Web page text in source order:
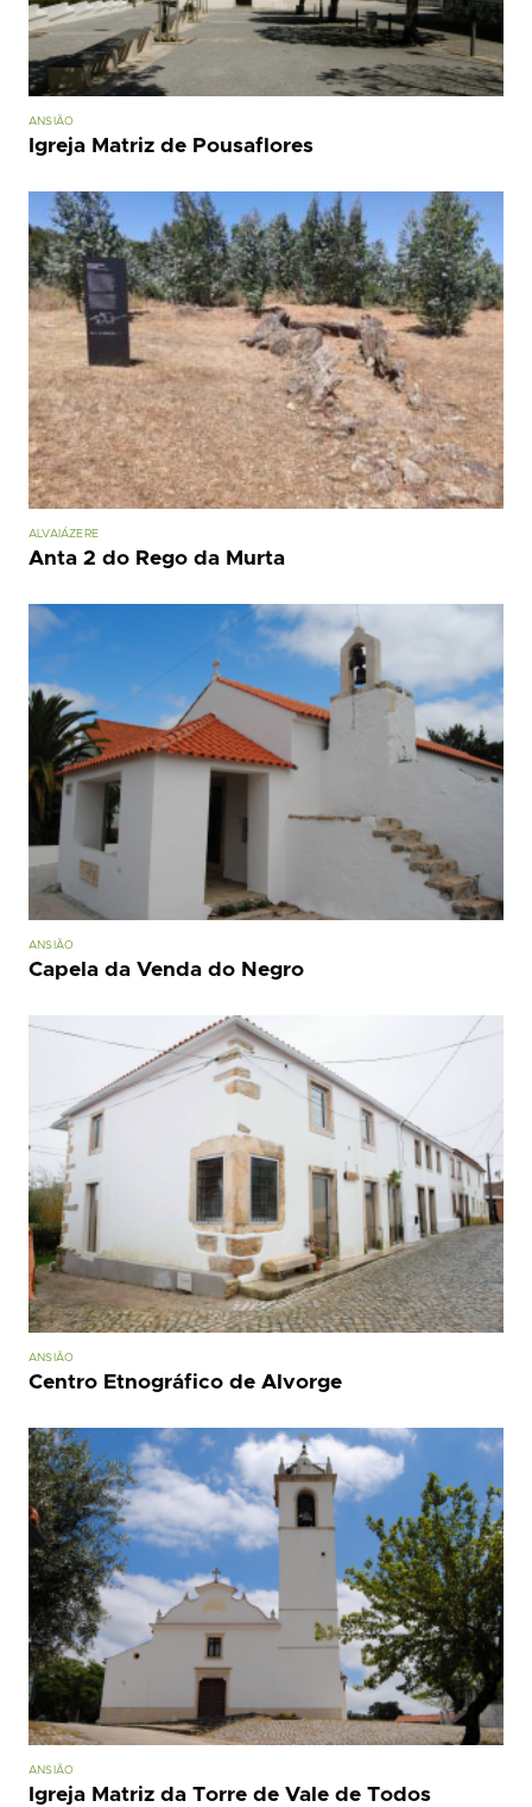
ANSIÃO
Igreja Matriz de Pousaflores
ALVAIÁZERE
Anta 2 do Rego da Murta
ANSIÃO
Capela da Venda do Negro
ANSIÃO
Centro Etnográfico de Alvorge
ANSIÃO
Igreja Matriz da Torre de Vale de Todos